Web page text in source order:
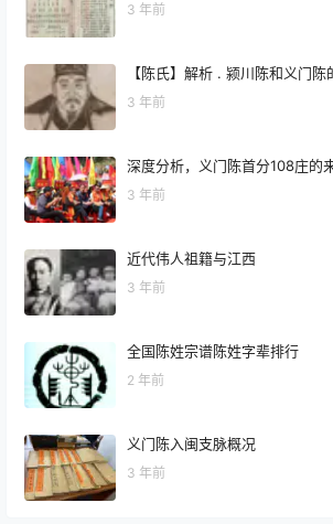
3 年前
【陈氏】解析 . 颍川陈和义门陈
3 年前
深度分析，义门陈首分108庄的
3 年前
近代伟人祖籍与江西
3 年前
全国陈姓宗谱陈姓字辈排行
2 年前
义门陈入闽支脉概况
3 年前